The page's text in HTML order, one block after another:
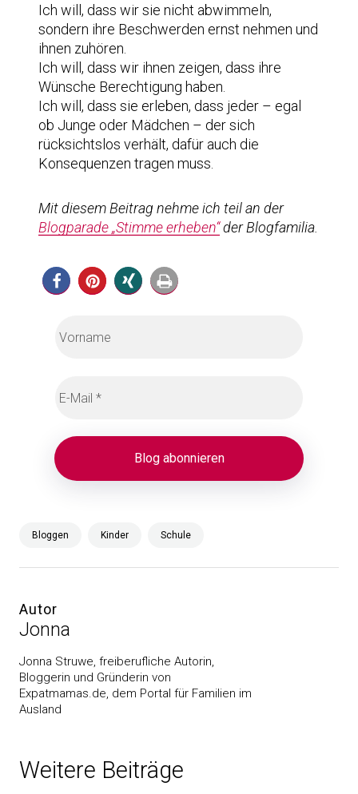
Ich will, dass wir sie nicht abwimmeln,
sondern ihre Beschwerden ernst nehmen und
ihnen zuhören.
Ich will, dass wir ihnen zeigen, dass ihre
Wünsche Berechtigung haben.
Ich will, dass sie erleben, dass jeder – egal
ob Junge oder Mädchen – der sich
rücksichtslos verhält, dafür auch die
Konsequenzen tragen muss.
Mit diesem Beitrag nehme ich teil an der
Blogparade „Stimme erheben“der Blogfamilia.
Bloggen Kinder Schule
Autor
Jonna
Jonna Struwe, freiberufliche Autorin,
Bloggerin und Gründerin von
Expatmamas.de, dem Portal für Familien im
Ausland
Weitere Beiträge